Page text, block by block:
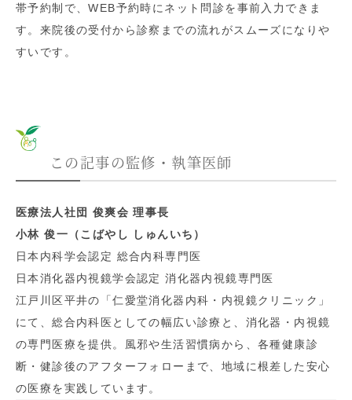
帯予約制で、WEB予約時にネット問診を事前入力できま
す。来院後の受付から診察までの流れがスムーズになりや
すいです。
この記事の監修・執筆医師
医療法人社団 俊爽会 理事長
小林 俊一（こばやし しゅんいち）
日本内科学会認定 総合内科専門医
日本消化器内視鏡学会認定 消化器内視鏡専門医
江戸川区平井の「仁愛堂消化器内科・内視鏡クリニック」
にて、総合内科医としての幅広い診療と、消化器・内視鏡
の専門医療を提供。風邪や生活習慣病から、各種健康診
断・健診後のアフターフォローまで、地域に根差した安心
の医療を実践しています。